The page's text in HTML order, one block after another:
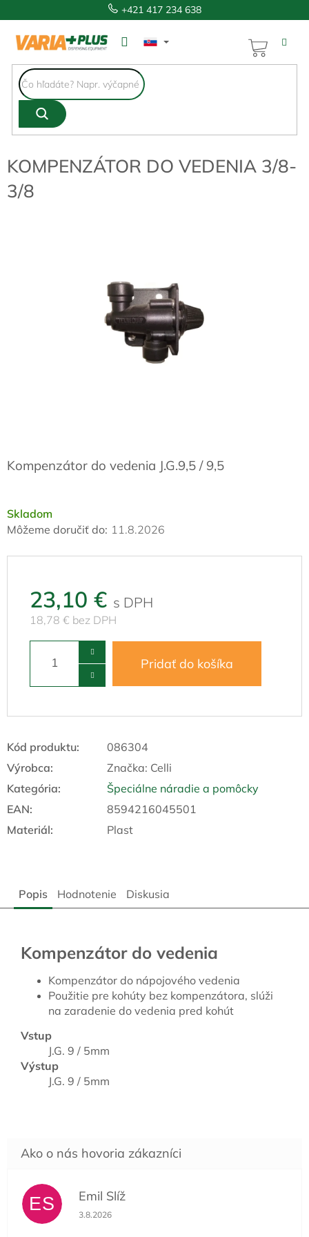
na
obsah
+421 417 234 638
KOŠÍK
KOMPENZÁTOR DO VEDENIA 3/8-
3/8
Skladom
Môžeme doručiť do: 11.8.2026
23,10 €
18,78 € bez DPH
Pridať do košíka
Kompenzátor do vedenia J.G.9,5 / 9,5
Kód produktu:
086304
Výrobca:
Značka: Celli
Kategória:
Špeciálne náradie a pomôcky
EAN:
8594216045501
Materiál: Plast
Popis Hodnotenie Diskusia
Kompenzátor do vedenia
Kompenzátor do nápojového vedenia
Použitie pre kohúty bez kompenzátora, slúži
na zaradenie do vedenia pred kohút
Vstup
J.G. 9 / 5mm
Výstup
J.G. 9 / 5mm
ES Emil Slíž
Hodnotenie obchodu je 5 z 5 hviezdičiek.
3.8.2026